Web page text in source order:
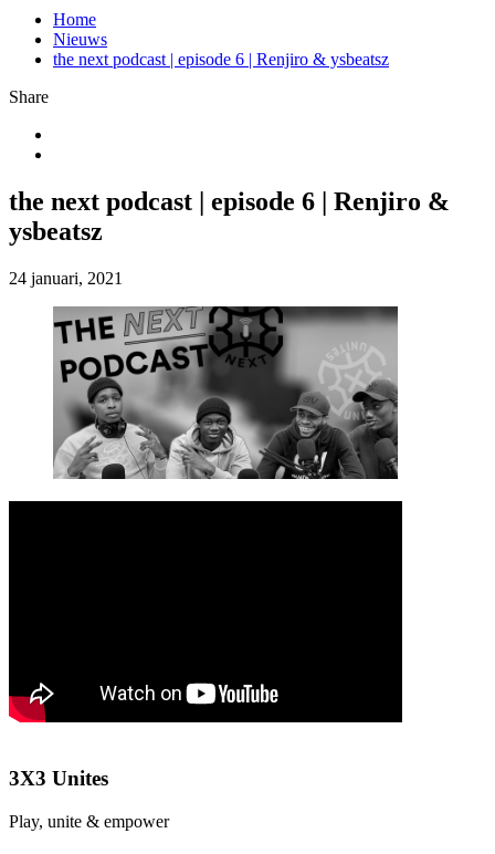
Home
Nieuws
the next podcast | episode 6 | Renjiro & ysbeatsz
Share
the next podcast | episode 6 | Renjiro &
ysbeatsz
24 januari, 2021
3X3 Unites
Play, unite & empower